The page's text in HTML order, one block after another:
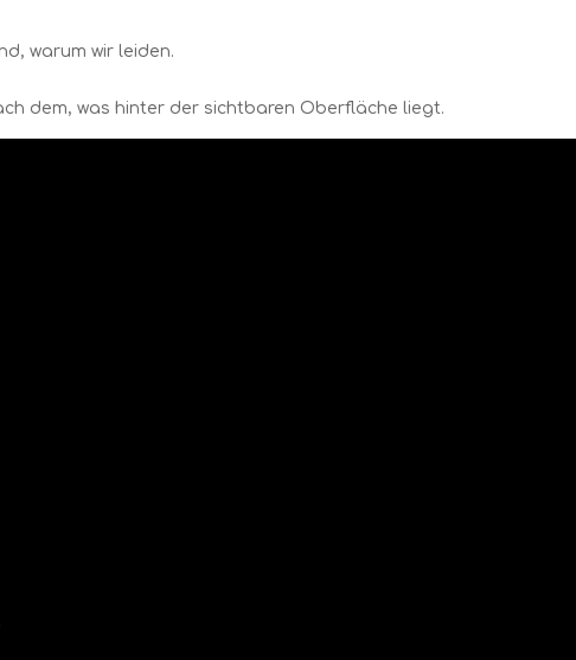
warum wir leiden.
dem, was hinter der sichtbaren Oberfläche liegt.